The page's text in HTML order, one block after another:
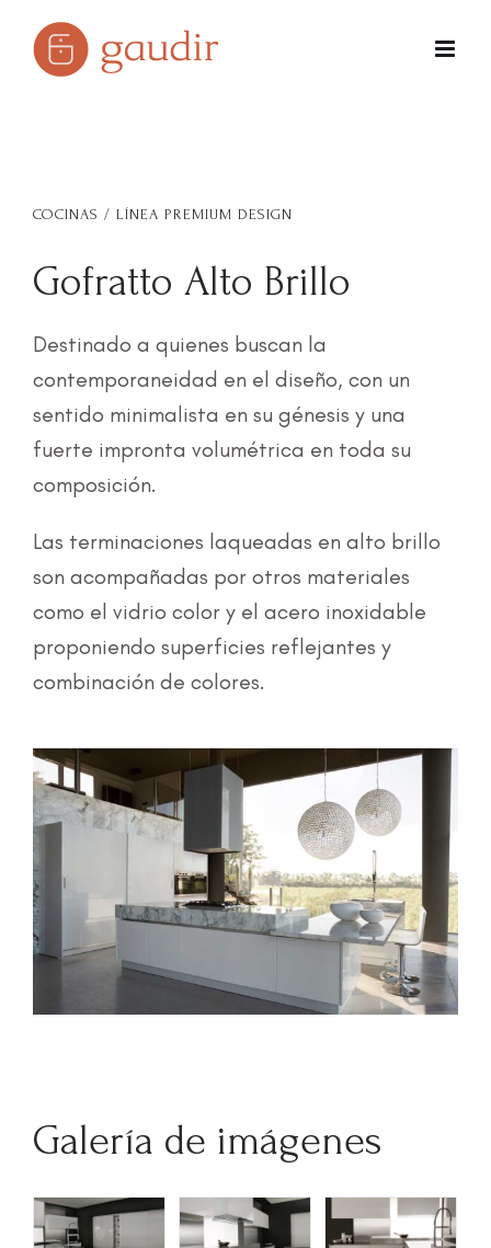
COCINAS / LÍNEA PREMIUM DESIGN
Gofratto Alto Brillo
Destinado a quienes buscan la
contemporaneidad en el diseño, con un
sentido minimalista en su génesis y una
fuerte impronta volumétrica en toda su
composición.
Las terminaciones laqueadas en alto brillo
son acompañadas por otros materiales
como el vidrio color y el acero inoxidable
proponiendo superficies reflejantes y
combinación de colores.
Galería de imágenes